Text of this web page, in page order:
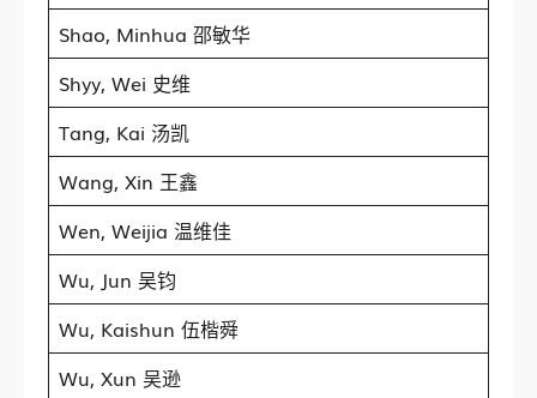
Shao, Minhua 邵敏华
Shyy, Wei 史维
Tang, Kai 汤凯
Wang, Xin 王鑫
Wen, Weijia 温维佳
Wu, Jun 吴钧
Wu, Kaishun 伍楷舜
Wu, Xun 吴逊